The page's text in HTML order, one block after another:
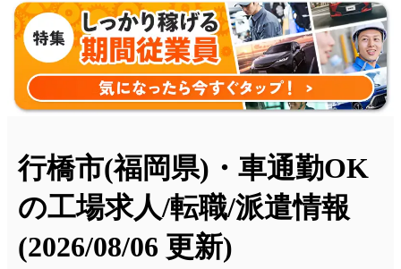
行橋市(福岡県)・車通勤OK
の工場求人/転職/派遣情報
(2026/08/06 更新)